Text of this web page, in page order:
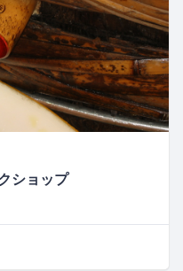
ショップ